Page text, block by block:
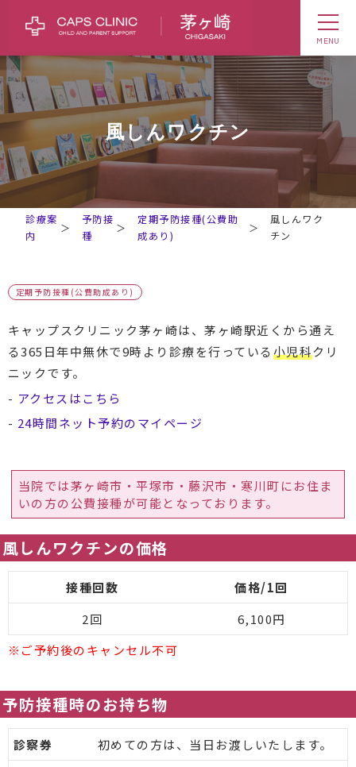
MENU
風しんワクチン
診療案
内
＞
予防接
種
＞
定期予防接種(公費助
成あり)
＞
風しんワク
チン
定期予防接種(公費助成あり)
キャップスクリニック茅ヶ崎は、茅ヶ崎駅近くから通え
る365日年中無休で9時より診療を行っている 小児科クリ
ニックです。
- アクセスはこちら
- 24時間ネット予約のマイページ
当院では茅ヶ崎市・平塚市・藤沢市・寒川町にお住ま
いの方の公費接種が可能となっております。
風しんワクチンの価格
接種回数
価格/1回
2回
6,100円
※ご予約後のキャンセル不可
予防接種時のお持ち物
診察券 初めての方は、当日お渡しいたします。